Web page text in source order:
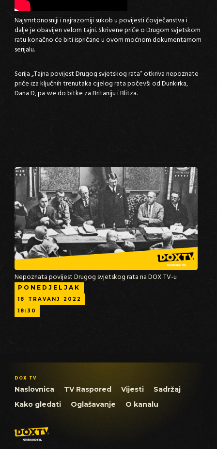
Najsmrtonosniji i najrazorniji sukob u povijesti čovječanstva i
dalje je obavijen velom tajni. Skrivene priče o Drugom svjetskom
ratu konačno će biti ispričane u ovom moćnom dokumentarnom
serijalu.
Serija „Tajna povijest Drugog svjetskog rata“ otkriva nepoznate
priče iza ključnih trenutaka cijelog rata počevši od Dunkirka,
Dana D, pa sve do bitke za Britaniju i Blitza.
Nepoznata povijest Drugog svjetskog rata na DOX TV-u
PONEDJELJAK
18 TRAVANJ
2022
18:30
DOX TV
Naslovnica TV Raspored Vijesti
Sadržaj
Kako gledati
Oglašavanje O kanalu